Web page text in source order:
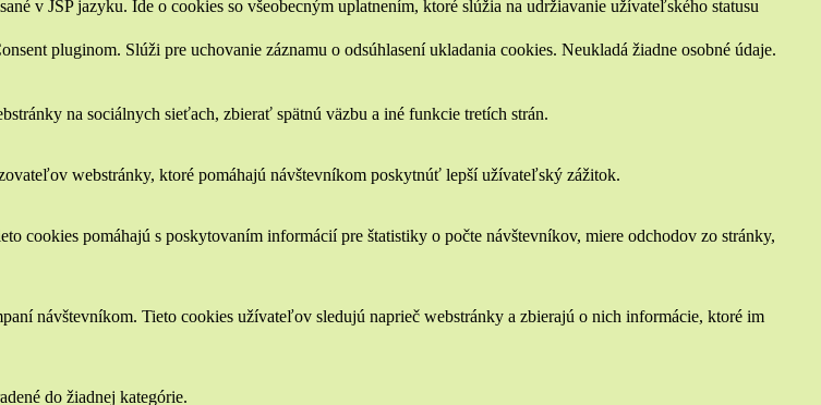
v JSP jazyku. Ide o cookies so všeobecným uplatnením, ktoré slúžia na udržiavanie užívateľského statusu
pluginom. Slúži pre uchovanie záznamu o odsúhlasení ukladania cookies. Neukladá žiadne osobné údaje.
na sociálnych sieťach, zbierať spätnú väzbu a iné funkcie tretích strán.
webstránky, ktoré pomáhajú návštevníkom poskytnúť lepší užívateľský zážitok.
cookies pomáhajú s poskytovaním informácií pre štatistiky o počte návštevníkov, miere odchodov zo stránky,
návštevníkom. Tieto cookies užívateľov sledujú naprieč webstránky a zbierajú o nich informácie, ktoré im
do žiadnej kategórie.